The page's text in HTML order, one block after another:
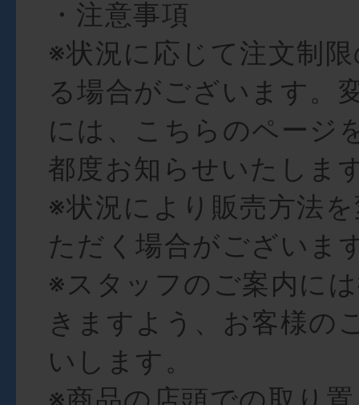
・注意事項
※状況に応じて注文制
る場合がございます。
には、こちらのページ
都度お知らせいたしま
※状況により販売方法
ただく場合がございま
※スタッフのご案内に
きますよう、お客様の
いします。